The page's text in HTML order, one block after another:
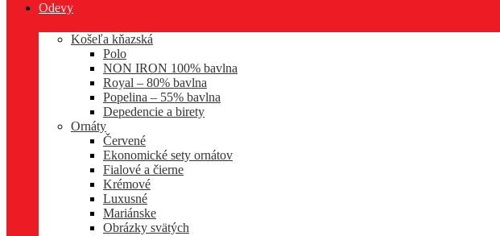
Odevy
Košeľa kňazská
Polo
NON IRON 100% bavlna
Royal – 80% bavlna
Popelina – 55% bavlna
Depedencie a birety
Ornáty
Červené
Ekonomické sety ornátov
Fialové a čierne
Krémové
Luxusné
Mariánske
Obrázky svätých